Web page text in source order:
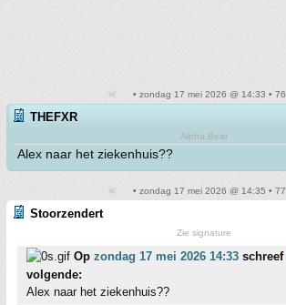
• zondag 17 mei 2026 @ 14:33 • 76
THEFXR
Alpha Bear
Alex naar het ziekenhuis??
• zondag 17 mei 2026 @ 14:35 • 77
Stoorzendert
Zie signature
Op zondag 17 mei 2026 14:33 schreef
volgende:
Alex naar het ziekenhuis??